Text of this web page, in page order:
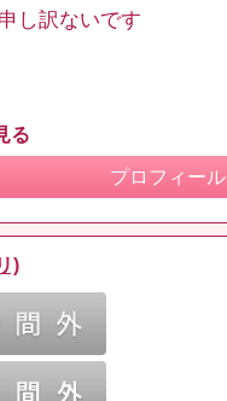
し訳ないです
る
プロフィール
)